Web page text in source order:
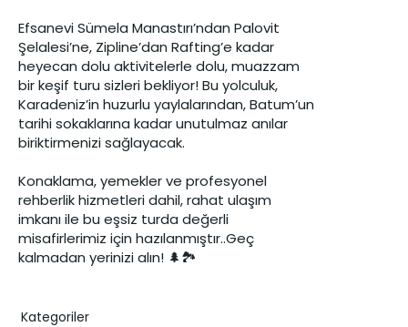
Efsanevi Sümela Manastırı’ndan Palovit
Şelalesi’ne, Zipline’dan Rafting’e kadar
heyecan dolu aktivitelerle dolu, muazzam
bir keşif turu sizleri bekliyor! Bu yolculuk,
Karadeniz’in huzurlu yaylalarından, Batum’un
tarihi sokaklarına kadar unutulmaz anılar
biriktirmenizi sağlayacak.
Konaklama, yemekler ve profesyonel
rehberlik hizmetleri dahil, rahat ulaşım
imkanı ile bu eşsiz turda değerli
misafirlerimiz için hazılanmıştır..Geç
kalmadan yerinizi alın! 🌲🏞️
Kategoriler